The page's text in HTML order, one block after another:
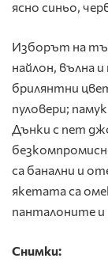
ясно синьо,
Изборът на
найлон, вълна
брилянтни
пуловери;
Дънки с пет
са банални и
якетата са
панталоните и
Снимки: